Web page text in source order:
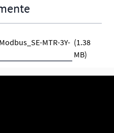
MTR-3Y- (1.38
MB)